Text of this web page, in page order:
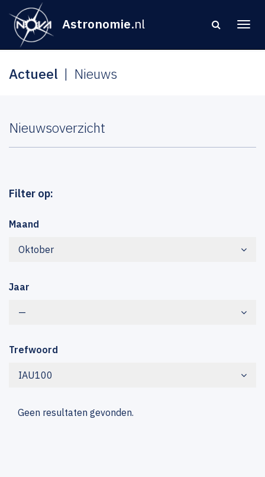
Astronomie.nl
Actueel Nieuws
Nieuwsoverzicht
Filter op:
Maand
Oktober
Jaar
—
Trefwoord
IAU100
Geen resultaten gevonden.